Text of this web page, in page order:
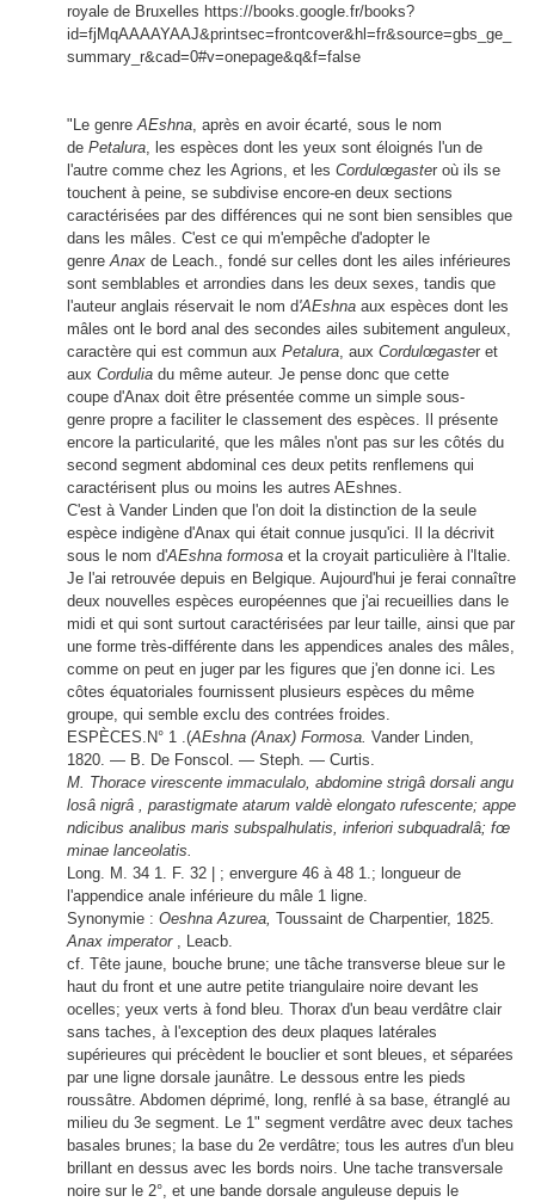
royale de Bruxelles https://books.google.fr/books?
id=fjMqAAAAYAAJ&printsec=frontcover&hl=fr&source=gbs_ge_
summary_r&cad=0#v=onepage&q&f=false
"Le genreAEshna, après en avoir écarté, sous le nom
de Petalura, les espèces dont les yeux sont éloignés l'un de
l'autre comme chez les Agrions, et les Cordulœgaster où ils se
touchent à peine, se subdivise encore-en deux sections
caractérisées par des différences qui ne sont bien sensibles que
dans les mâles. C'est ce qui m'empêche d'adopter le
genreAnax de Leach., fondé sur celles dont les ailes inférieures
sont semblables et arrondies dans les deux sexes, tandis que
l'auteur anglais réservait le nom d'AEshna aux espèces dont les
mâles ont le bord anal des secondes ailes subitement anguleux,
caractère qui est commun aux Petalura, aux Cordulœgaster et
aux Cordulia du même auteur. Je pense donc que cette
coupe d'Anax doit être présentée comme un simple sous-
genre propre a faciliter le classement des espèces. Il présente
encore la particularité, que les mâles n'ont pas sur les côtés du
second segment abdominal ces deux petits renflemens qui
caractérisent plus ou moins les autres AEshnes.
C'est à Vander Linden que l'on doit la distinction de la seule
espèce indigène d'Anax qui était connue jusqu'ici. Il la décrivit
sous le nom d'AEshna formosa et la croyait particulière à l'Italie.
Je l'ai retrouvée depuis en Belgique. Aujourd'hui je ferai connaître
deux nouvelles espèces européennes que j'ai recueillies dans le
midi et qui sont surtout caractérisées par leur taille, ainsi que par
une forme très-différente dans les appendices anales des mâles,
comme on peut en juger par les figures que j'en donne ici. Les
côtes équatoriales fournissent plusieurs espèces du même
groupe, qui semble exclu des contrées froides.
ESPÈCES.N° 1 .(AEshna (Anax) Formosa. Vander Linden,
1820. — B. De Fonscol. — Steph. — Curtis.
M. Thorace virescente immaculalo, abdomine strigâ dorsali angu
losâ nigrâ , parastigmate atarum valdè elongato rufescente; appe
ndicibus analibus maris subspalhulatis, inferiori subquadralâ; fœ
minae lanceolatis.
Long. M. 34 1. F. 32 | ; envergure 46 à 48 1.; longueur de
l'appendice anale inférieure du mâle 1 ligne.
Synonymie : Oeshna Azurea, Toussaint de Charpentier, 1825.
Anax imperator, Leacb.
cf. Tête jaune, bouche brune; une tâche transverse bleue sur le
haut du front et une autre petite triangulaire noire devant les
ocelles; yeux verts à fond bleu. Thorax d'un beau verdâtre clair
sans taches, à l'exception des deux plaques latérales
supérieures qui précèdent le bouclier et sont bleues, et séparées
par une ligne dorsale jaunâtre. Le dessous entre les pieds
roussâtre. Abdomen déprimé, long, renflé à sa base, étranglé au
milieu du 3e segment. Le 1" segment verdâtre avec deux taches
basales brunes; la base du 2e verdâtre; tous les autres d'un bleu
brillant en dessus avec les bords noirs. Une tache transversale
noire sur le 2°, et une bande dorsale anguleuse depuis le